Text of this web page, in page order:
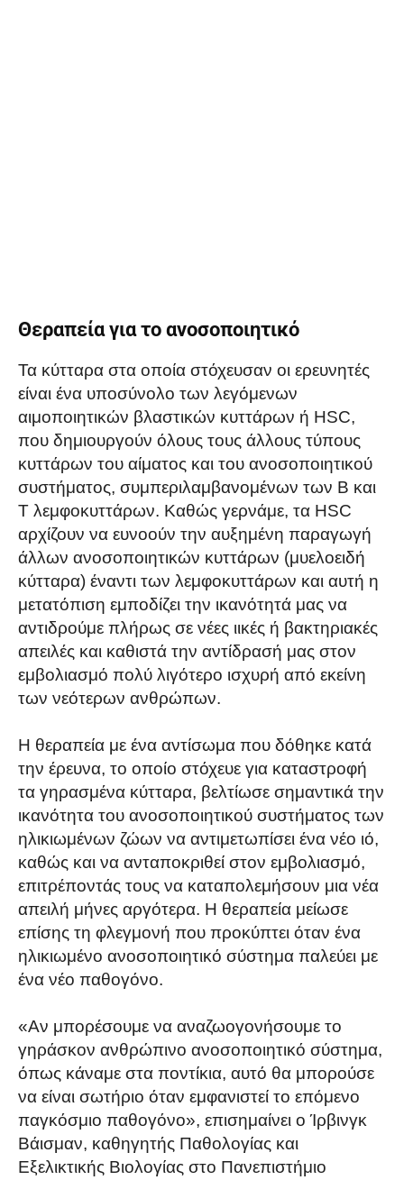
Θεραπεία για το ανοσοποιητικό
Τα κύτταρα στα οποία στόχευσαν οι ερευνητές
είναι ένα υποσύνολο των λεγόμενων
αιμοποιητικών βλαστικών κυττάρων ή HSC,
που δημιουργούν όλους τους άλλους τύπους
κυττάρων του αίματος και του ανοσοποιητικού
συστήματος, συμπεριλαμβανομένων των Β και
Τ λεμφοκυττάρων. Καθώς γερνάμε, τα HSC
αρχίζουν να ευνοούν την αυξημένη παραγωγή
άλλων ανοσοποιητικών κυττάρων (μυελοειδή
κύτταρα) έναντι των λεμφοκυττάρων και αυτή η
μετατόπιση εμποδίζει την ικανότητά μας να
αντιδρούμε πλήρως σε νέες ιικές ή βακτηριακές
απειλές και καθιστά την αντίδρασή μας στον
εμβολιασμό πολύ λιγότερο ισχυρή από εκείνη
των νεότερων ανθρώπων.
Η θεραπεία με ένα αντίσωμα που δόθηκε κατά
την έρευνα, το οποίο στόχευε για καταστροφή
τα γηρασμένα κύτταρα, βελτίωσε σημαντικά την
ικανότητα του ανοσοποιητικού συστήματος των
ηλικιωμένων ζώων να αντιμετωπίσει ένα νέο ιό,
καθώς και να ανταποκριθεί στον εμβολιασμό,
επιτρέποντάς τους να καταπολεμήσουν μια νέα
απειλή μήνες αργότερα. Η θεραπεία μείωσε
επίσης τη φλεγμονή που προκύπτει όταν ένα
ηλικιωμένο ανοσοποιητικό σύστημα παλεύει με
ένα νέο παθογόνο.
«Αν μπορέσουμε να αναζωογονήσουμε το
γηράσκον ανθρώπινο ανοσοποιητικό σύστημα,
όπως κάναμε στα ποντίκια, αυτό θα μπορούσε
να είναι σωτήριο όταν εμφανιστεί το επόμενο
παγκόσμιο παθογόνο», επισημαίνει ο Ίρβινγκ
Βάισμαν, καθηγητής Παθολογίας και
Εξελικτικής Βιολογίας στο Πανεπιστήμιο